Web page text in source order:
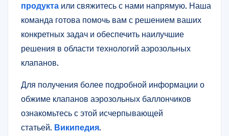
продукта или свяжитесь с нами напрямую. Наша
команда готова помочь вам с решением ваших
конкретных задач и обеспечить наилучшие
решения в области технологий аэрозольных
клапанов.
Для получения более подробной информации о
обжиме клапанов аэрозольных баллончиков
ознакомьтесь с этой исчерпывающей
статьей. Википедия.